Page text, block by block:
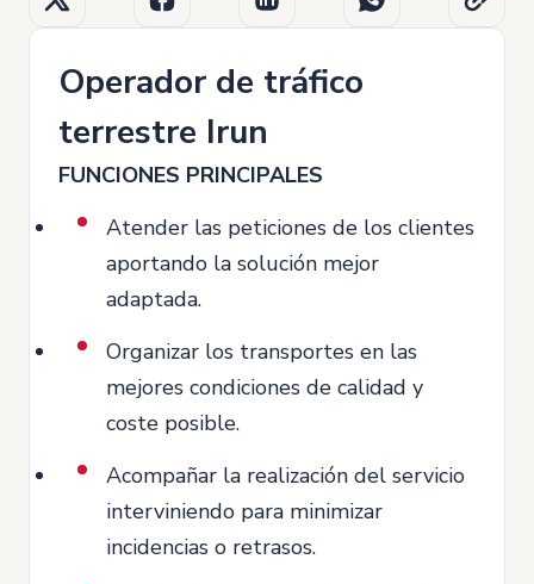
Operador de tráfico
terrestre Irun
FUNCIONES PRINCIPALES
Atender las peticiones de los clientes
aportando la solución mejor
adaptada.
Organizar los transportes en las
mejores condiciones de calidad y
coste posible.
Acompañar la realización del servicio
interviniendo para minimizar
incidencias o retrasos.